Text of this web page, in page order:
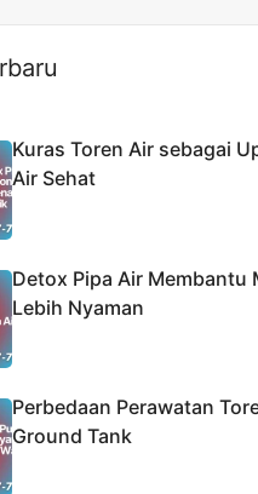
Kuras Toren Air sebagai
Air Sehat
Detox Pipa Air Membantu
Lebih Nyaman
Perbedaan Perawatan
Ground Tank